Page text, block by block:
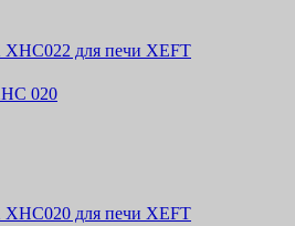
для печи XEFT
для печи XEFT